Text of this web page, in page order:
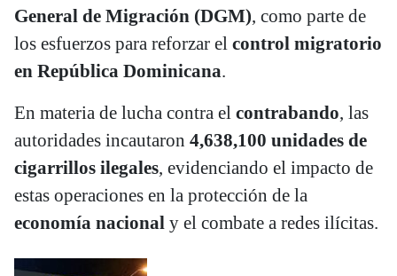
General de Migración (DGM), como parte de
los esfuerzos para reforzar el control migratorio
en República Dominicana.
En materia de lucha contra el contrabando, las
autoridades incautaron 4,638,100 unidades de
cigarrillos ilegales, evidenciando el impacto de
estas operaciones en la protección de la
economía nacional y el combate a redes ilícitas.